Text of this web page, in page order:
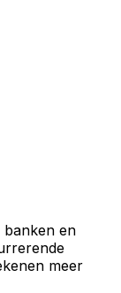
banken en
meer